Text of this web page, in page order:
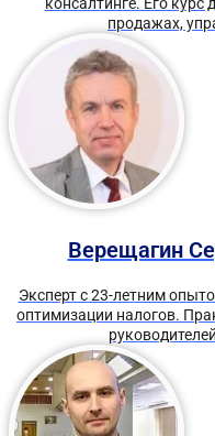
консалтинге. Его
продажах,
Верещагин
Эксперт с 23-летним
оптимизации налогов.